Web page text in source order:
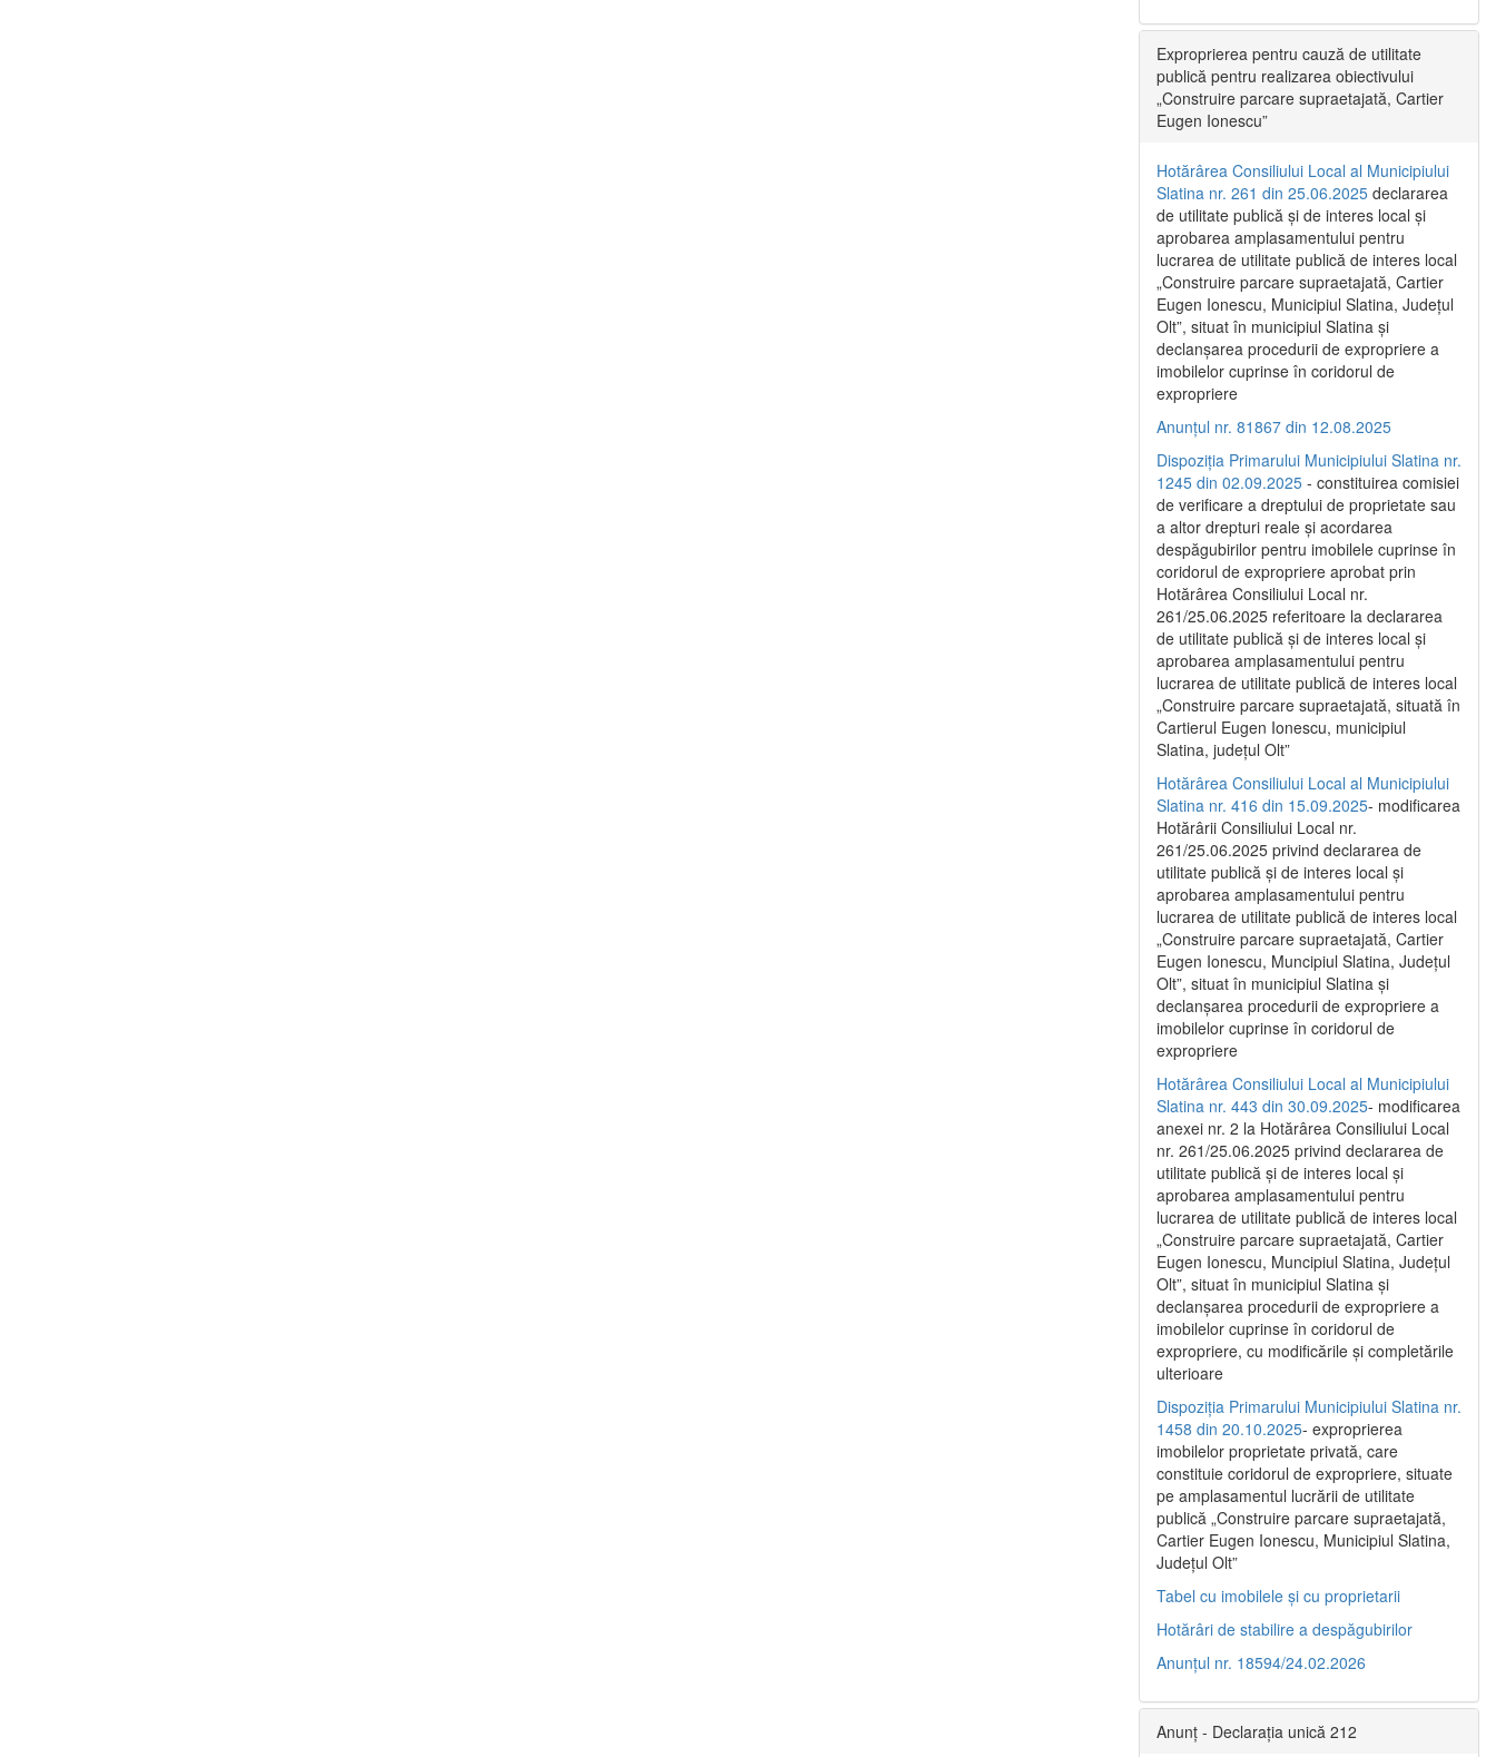
Exproprierea pentru cauză de utilitate
publică pentru realizarea obiectivului
„Construire parcare supraetajată, Cartier
Eugen Ionescu”
Hotărârea Consiliului Local al Municipiului
Slatina nr. 261 din 25.06.2025 declararea
de utilitate publică și de interes local și
aprobarea amplasamentului pentru
lucrarea de utilitate publică de interes local
„Construire parcare supraetajată, Cartier
Eugen Ionescu, Municipiul Slatina, Județul
Olt”, situat în municipiul Slatina și
declanșarea procedurii de expropriere a
imobilelor cuprinse în coridorul de
expropriere
Anunțul nr. 81867 din 12.08.2025
Dispoziția Primarului Municipiului Slatina nr.
1245 din 02.09.2025 - constituirea comisiei
de verificare a dreptului de proprietate sau
a altor drepturi reale și acordarea
despăgubirilor pentru imobilele cuprinse în
coridorul de expropriere aprobat prin
Hotărârea Consiliului Local nr.
261/25.06.2025 referitoare la declararea
de utilitate publică și de interes local și
aprobarea amplasamentului pentru
lucrarea de utilitate publică de interes local
„Construire parcare supraetajată, situată în
Cartierul Eugen Ionescu, municipiul
Slatina, județul Olt”
Hotărârea Consiliului Local al Municipiului
Slatina nr. 416 din 15.09.2025- modificarea
Hotărârii Consiliului Local nr.
261/25.06.2025 privind declararea de
utilitate publică și de interes local și
aprobarea amplasamentului pentru
lucrarea de utilitate publică de interes local
„Construire parcare supraetajată, Cartier
Eugen Ionescu, Muncipiul Slatina, Județul
Olt”, situat în municipiul Slatina și
declanșarea procedurii de expropriere a
imobilelor cuprinse în coridorul de
expropriere
Hotărârea Consiliului Local al Municipiului
Slatina nr. 443 din 30.09.2025- modificarea
anexei nr. 2 la Hotărârea Consiliului Local
nr. 261/25.06.2025 privind declararea de
utilitate publică şi de interes local şi
aprobarea amplasamentului pentru
lucrarea de utilitate publică de interes local
„Construire parcare supraetajată, Cartier
Eugen Ionescu, Muncipiul Slatina, Judeţul
Olt”, situat în municipiul Slatina şi
declanşarea procedurii de expropriere a
imobilelor cuprinse în coridorul de
expropriere, cu modificările şi completările
ulterioare
Dispoziția Primarului Municipiului Slatina nr.
1458 din 20.10.2025- exproprierea
imobilelor proprietate privată, care
constituie coridorul de expropriere, situate
pe amplasamentul lucrării de utilitate
publică „Construire parcare supraetajată,
Cartier Eugen Ionescu, Municipiul Slatina,
Județul Olt”
Tabel cu imobilele și cu proprietarii
Hotărâri de stabilire a despăgubirilor
Anunțul nr. 18594/24.02.2026
Anunț - Declarația unică 212